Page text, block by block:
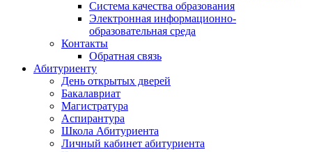
Система качества образования
Электронная информационно-
образовательная среда
Контакты
Обратная связь
Абитуриенту
День открытых дверей
Бакалавриат
Магистратура
Аспирантура
Школа Абитуриента
Личный кабинет абитуриента